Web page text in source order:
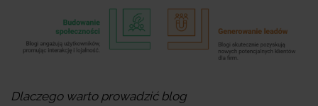
Dlaczego warto prowadzić blog